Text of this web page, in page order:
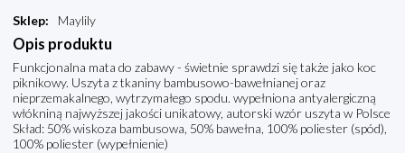
Sklep: Maylily
Opis produktu
Funkcjonalna mata do zabawy - świetnie sprawdzi się także jako koc
piknikowy. Uszyta z tkaniny bambusowo-bawełnianej oraz
nieprzemakalnego, wytrzymałego spodu. wypełniona antyalergiczną
włókniną najwyższej jakości unikatowy, autorski wzór uszyta w Polsce
Skład: 50% wiskoza bambusowa, 50% bawełna, 100% poliester (spód),
100% poliester (wypełnienie)